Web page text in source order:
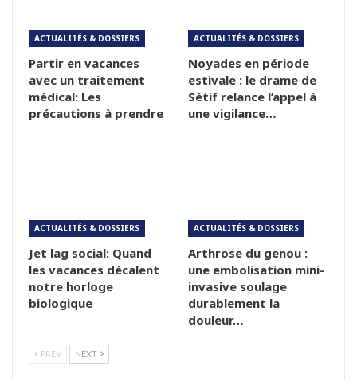
ACTUALITÉS & DOSSIERS
Partir en vacances
avec un traitement
médical: Les
précautions à prendre
ACTUALITÉS & DOSSIERS
Noyades en période
estivale : le drame de
Sétif relance l’appel à
une vigilance…
ACTUALITÉS & DOSSIERS
Jet lag social: Quand
les vacances décalent
notre horloge
biologique
ACTUALITÉS & DOSSIERS
Arthrose du genou :
une embolisation mini-
invasive soulage
durablement la
douleur…
PREV NEXT